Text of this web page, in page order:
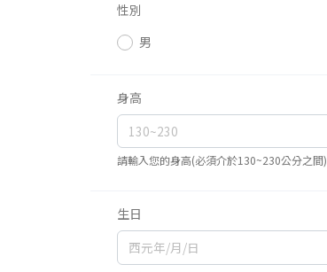
性別
男
身高
請輸入您的身高(必須介於130~230公分之間)
生日